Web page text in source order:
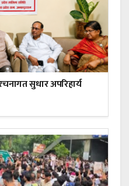
सुधार अपरिहार्य